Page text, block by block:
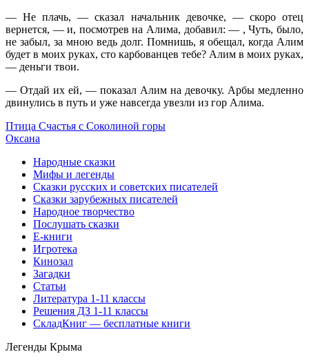
— Не плачь, — сказал начальник девочке, — скоро отец
вернется, — и, посмотрев на Алима, добавил: — , Чуть, было,
не забыл, за мною ведь долг. Помнишь, я обещал, когда Алим
будет в моих руках, сто карбованцев тебе? Алим в моих руках,
— деньги твои.
— Отдай их ей, — показал Алим на девочку. Арбы медленно
двинулись в путь и уже навсегда увезли из гор Алима.
Птица Счастья с Соколиной горы
Оксана
Народные сказки
Мифы и легенды
Сказки русских и советских писателей
Сказки зарубежных писателей
Народное творчество
Послушать сказки
Е-книги
Игротека
Кинозал
Загадки
Статьи
Литература 1-11 классы
Решения ДЗ 1-11 классы
СкладКниг — бесплатные книги
Легенды Крыма